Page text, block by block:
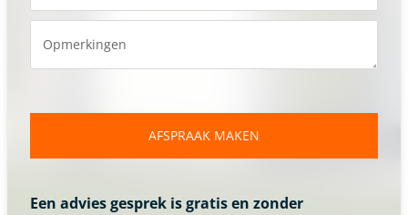
Opmerkingen
AFSPRAAK MAKEN
Een advies gesprek is gratis en zonder